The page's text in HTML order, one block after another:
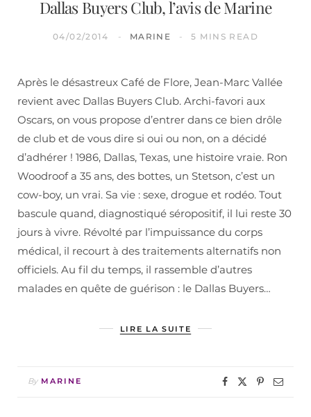
Dallas Buyers Club, l’avis de Marine
04/02/2014 MARINE 5 MINS READ
Après le désastreux Café de Flore, Jean-Marc Vallée
revient avec Dallas Buyers Club. Archi-favori aux
Oscars, on vous propose d’entrer dans ce bien drôle
de club et de vous dire si oui ou non, on a décidé
d’adhérer ! 1986, Dallas, Texas, une histoire vraie. Ron
Woodroof a 35 ans, des bottes, un Stetson, c’est un
cow-boy, un vrai. Sa vie : sexe, drogue et rodéo. Tout
bascule quand, diagnostiqué séropositif, il lui reste 30
jours à vivre. Révolté par l’impuissance du corps
médical, il recourt à des traitements alternatifs non
officiels. Au fil du temps, il rassemble d’autres
malades en quête de guérison : le Dallas Buyers…
LIRE LA SUITE
By MARINE